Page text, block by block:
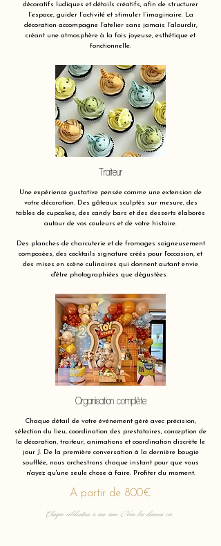
décoratifs ludiques et détails créatifs, afin de structurer
l’espace, guider l’activité et stimuler l’imaginaire. La
décoration accompagne l’atelier sans jamais l’alourdir,
créant une atmosphère à la fois joyeuse, esthétique et
fonctionnelle.
Traiteur
Une expérience gustative pensée comme une extension de
votre décoration. Des gâteaux sculptés sur mesure, des
tables de cupcakes, des candy bars et des desserts élaborés
autour de vos couleurs et de votre histoire.
Des planches de charcuterie et de fromages soigneusement
composées, des cocktails signature créés pour l'occasion, et
des mises en scène culinaires qui donnent autant envie
d'être photographiées que dégustées.
Organisation complète
Chaque détail de votre événement géré avec précision,
sélection du lieu, coordination des prestataires, conception de
la décoration, traiteur, animations et coordination discrète le
jour J. De la première conversation à la dernière bougie
soufflée, nous orchestrons chaque instant pour que vous
n'ayez qu'une seule chose à faire. Profiter du moment.
A partir de 800€
Chaque célébration a une âme. Nous lui donnons vie.